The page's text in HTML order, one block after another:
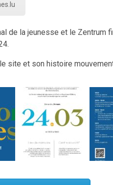
de la jeunesse et le Zentrum
site et son histoire